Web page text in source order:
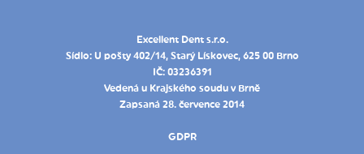
Excellent Dent s.r.o.
Sídlo: U pošty 402/14, Starý Lískovec, 625 00 Brno
IČ: 03236391
Vedená u Krajského soudu v Brně
Zapsaná 28. července 2014
GDPR